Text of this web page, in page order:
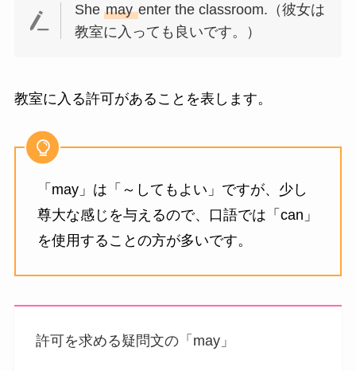
Shemayenter the classroom.（彼女は
教室に入っても良いです。）
教室に入る許可があることを表します。
「may」は「～してもよい」ですが、少し
尊大な感じを与えるので、口語では「can」
を使用することの方が多いです。
許可を求める疑問文の「may」